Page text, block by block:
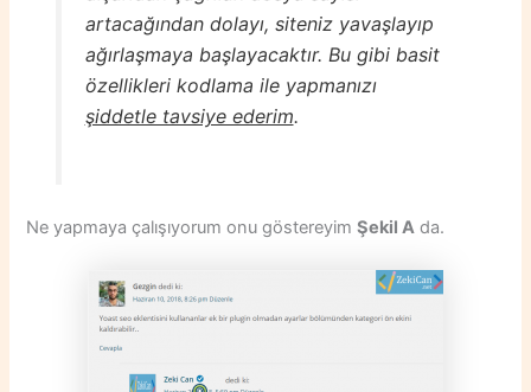
artacağından dolayı, siteniz yavaşlayıp
ağırlaşmaya başlayacaktır. Bu gibi basit
özellikleri kodlama ile yapmanızı
şiddetle tavsiye ederim.
Ne yapmaya çalışıyorum onu göstereyimŞekil A da.